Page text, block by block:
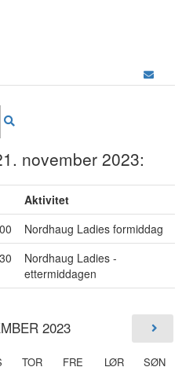
november 2023:
Aktivitet
Nordhaug Ladies formiddag
Nordhaug Ladies -
ettermiddagen
2023
TOR FRE LØR SØN